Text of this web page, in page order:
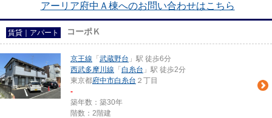
アーリア府中Ａ棟へのお問い合わせはこちら
賃貸｜アパート コーポＫ
京王線 「 武蔵野台 」駅 徒歩6分
西武多摩川線 「 白糸台 」駅 徒歩2分
東京都府中市白糸台 ２丁目
-
築年数：築30年
階数：2階建